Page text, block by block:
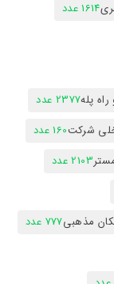
1614 عدد
پله2377 عدد
شرکت160 عدد
2103 عدد
مذهبی777 عدد